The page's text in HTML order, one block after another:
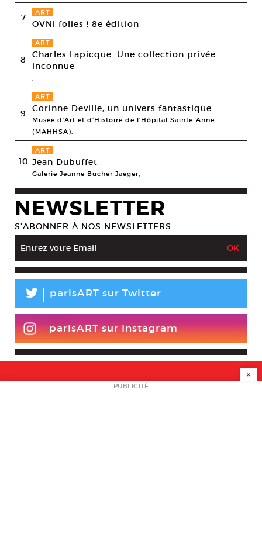
7 ART
OVNi folies ! 8e édition
8
ART
Charles Lapicque. Une collection privée
inconnue
9
ART
Corinne Deville, un univers fantastique
Musée d’Art et d’Histoire de l’Hôpital Sainte-Anne
(MAHHSA),
10
ART
Jean Dubuffet
Galerie Jeanne Bucher Jaeger,
NEWSLETTER
S’ABONNER À NOS NEWSLETTERS
L parisART sur Twitter
parisART sur Instagram
NEWSLETTER
×
PUBLICITÉ